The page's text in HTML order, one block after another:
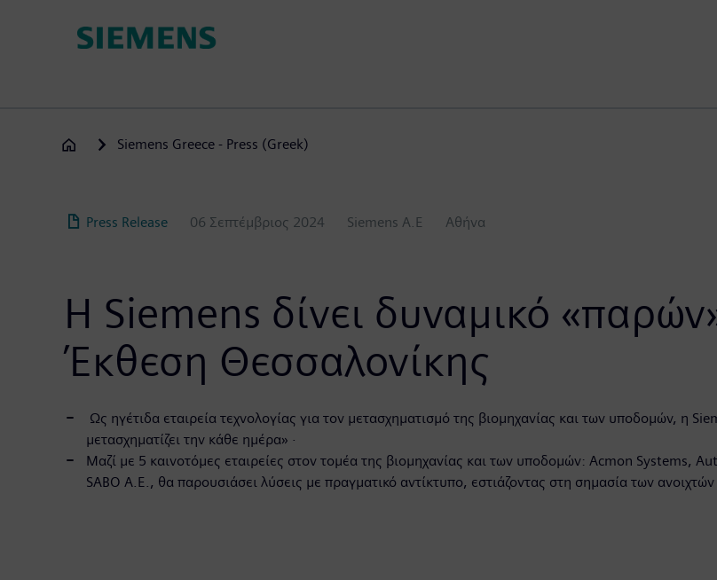
Siemens Greece - Press (Greek)
Press Release 06 Σεπτέμβριος 2024 Siemens A.Ε Αθήνα
Η Siemens δίνει δυναμικό
Έκθεση Θεσσαλονίκης
Ως ηγέτιδα εταιρεία τεχνολογίας για τον μετασχηματισμό της βιομηχανίας και των υποδομών, η
μετασχηματίζει την κάθε ημέρα» ·
Μαζί με 5 καινοτόμες εταιρείες στον τομέα της βιομηχανίας και των υποδομών: Acmon Systems,
SABO Α.Ε., θα παρουσιάσει λύσεις με πραγματικό αντίκτυπο, εστιάζοντας στη σημασία των